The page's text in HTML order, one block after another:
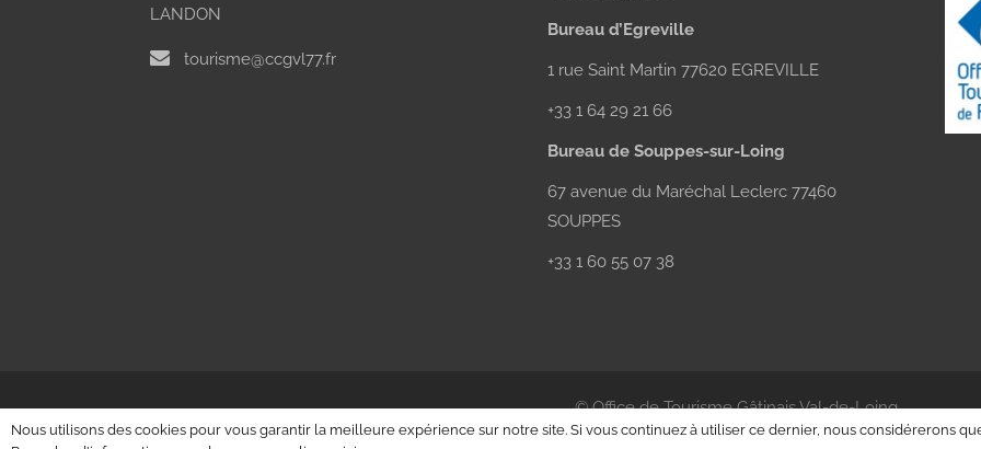
LANDON
tourisme@ccgvl77.fr
Bureau d’Egreville
1 rue Saint Martin 77620 EGREVILLE
+33 1 64 29 21 66
Bureau de Souppes-sur-Loing
67 avenue du Maréchal Leclerc 77460
SOUPPES
+33 1 60 55 07 38
© Office de Tourisme Gâtinais Val-de-Loing
Siège social /RéalisationAneol
Nous utilisons des cookies pour vous garantir la meilleure expérience sur notre site. Si vous continuez à utiliser ce dernier, nous considérerons